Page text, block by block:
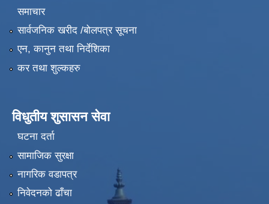
समाचार
सार्वजनिक खरीद /बोलपत्र सूचना
एन, कानुन तथा निर्देशिका
कर तथा शुल्कहरु
विधुतीय शुसासन सेवा
घटना दर्ता
सामाजिक सुरक्षा
नागरिक वडापत्र
निवेदनको ढाँचा